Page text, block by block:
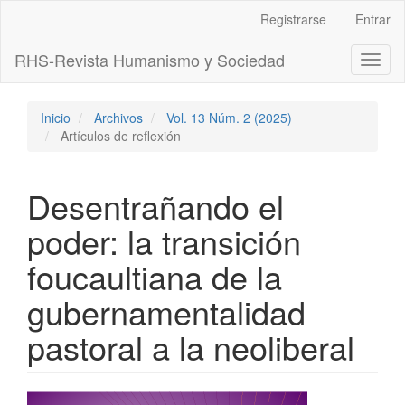
principal
Barra
Registrarse Entrar
RHS-Revista Humanismo y Sociedad
Inicio Archivos
Vol. 13 Núm. 2 (2025)
Artículos de reflexión
Desentrañando el
poder: la transición
foucaultiana de la
gubernamentalidad
pastoral a la neoliberal